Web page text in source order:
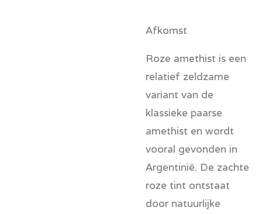
Afkomst
Roze amethist is een
relatief zeldzame
variant van de
klassieke paarse
amethist en wordt
vooral gevonden in
Argentinië. De zachte
roze tint ontstaat
door natuurlijke